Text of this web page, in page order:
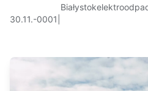
30.11.-0001
Białystok